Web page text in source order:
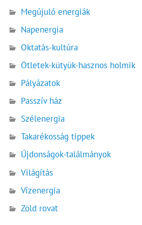
Megújuló energiák
Napenergia
Oktatás-kultúra
Ötletek-kütyük-hasznos holmik
Pályázatok
Passzív ház
Szélenergia
Takarékosság tippek
Újdonságok-találmányok
Világítás
Vízenergia
Zöld rovat